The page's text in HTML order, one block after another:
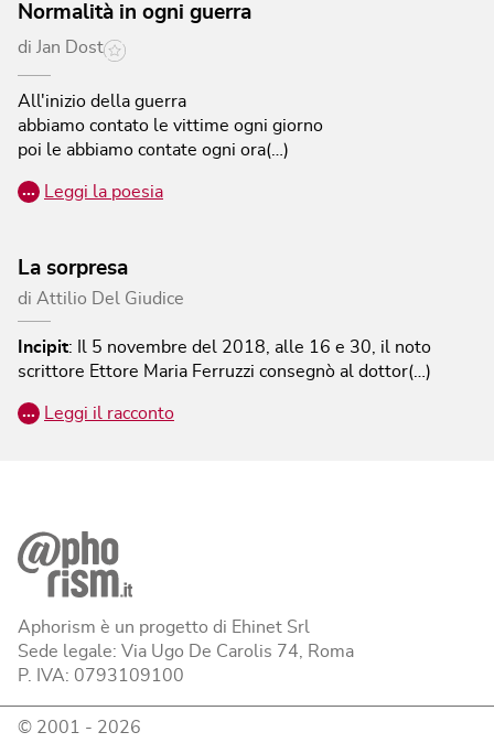
Normalità in ogni guerra
di Jan Dost
All'inizio della guerra
abbiamo contato le vittime ogni giorno
poi le abbiamo contate ogni ora(…)
… Leggi la poesia
La sorpresa
di Attilio Del Giudice
Incipit:
Il 5 novembre del 2018, alle 16 e 30, il noto
scrittore Ettore Maria Ferruzzi consegnò al dottor(…)
… Leggi il racconto
Aphorism è un progetto di Ehinet Srl
Sede legale: Via Ugo De Carolis 74, Roma
P. IVA: 0793109100
© 2001 - 2026